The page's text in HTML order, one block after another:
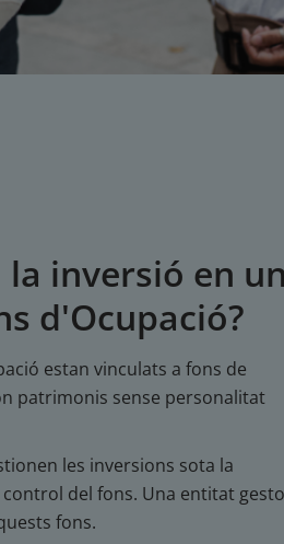
inversió en un
d'Ocupació?
estan vinculats a fons de
patrimonis sense personalitat
les inversions sota la
del fons. Una entitat
fons.